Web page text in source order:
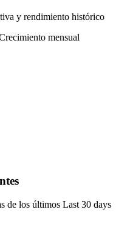
y rendimiento histórico
mensual
de los últimos Last 30 days